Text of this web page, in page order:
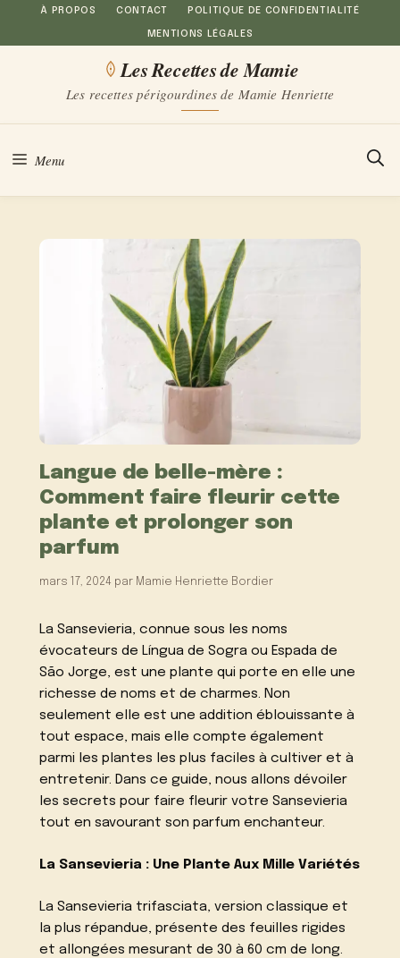
Aller
au
À PROPOS CONTACT POLITIQUE DE CONFIDENTIALITÉ
MENTIONS LÉGALES
Les Recettes de Mamie
Les recettes périgourdines de Mamie Henriette
Menu
Langue de belle-mère :
Comment faire fleurir cette
plante et prolonger son
parfum
mars 17, 2024 par Mamie Henriette Bordier
La Sansevieria, connue sous les noms
évocateurs de Língua de Sogra ou Espada de
São Jorge, est une plante qui porte en elle une
richesse de noms et de charmes. Non
seulement elle est une addition éblouissante à
tout espace, mais elle compte également
parmi les plantes les plus faciles à cultiver et à
entretenir. Dans ce guide, nous allons dévoiler
les secrets pour faire fleurir votre Sansevieria
tout en savourant son parfum enchanteur.
La Sansevieria : Une Plante Aux Mille Variétés
La Sansevieria trifasciata, version classique et
la plus répandue, présente des feuilles rigides
et allongées mesurant de 30 à 60 cm de long.